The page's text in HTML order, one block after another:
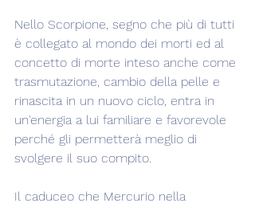
Nello Scorpione, segno che più di tutti
è collegato al mondo dei morti ed al
concetto di morte inteso anche come
trasmutazione, cambio della pelle e
rinascita in un nuovo ciclo, entra in
un'energia a lui familiare e favorevole
perché gli permetterà meglio di
svolgere il suo compito.
Il caduceo che Mercurio nella